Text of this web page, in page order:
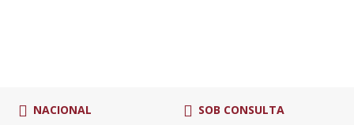
NACIONAL SOB CONSULTA